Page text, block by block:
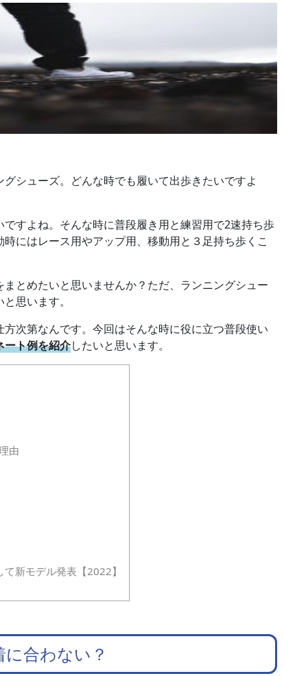
シューズ。どんな時でも履いて出歩きたいですよ
すよね。そんな時に普段履き用と練習用で2速持ち歩
にはレース用やアップ用、移動用と３足持ち歩くこ
まとめたいと思いませんか？ただ、ランニングシュー
思います。
次第なんです。今回はそんな時に役に立つ普段使い
ート例を紹介したいと思います。
由
新モデル発表【2022】
合わない？